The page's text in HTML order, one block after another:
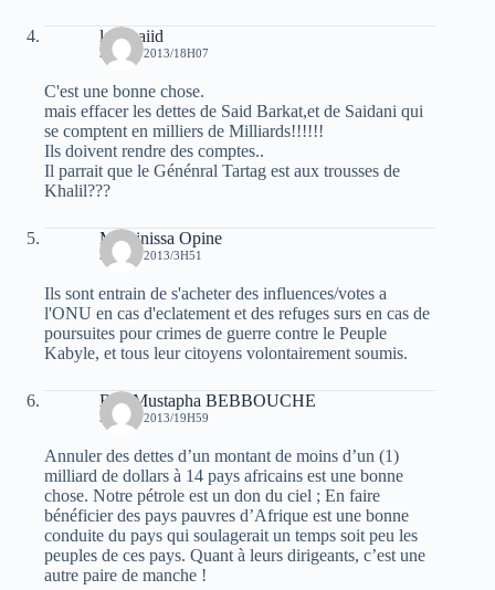
laid baiid
30 MAI 2013/18H07
C'est une bonne chose.
mais effacer les dettes de Said Barkat,et de Saidani qui
se comptent en milliers de Milliards!!!!!!
Ils doivent rendre des comptes..
Il parrait que le Génénral Tartag est aux trousses de
Khalil???
Massinissa Opine
31 MAI 2013/3H51
Ils sont entrain de s'acheter des influences/votes a
l'ONU en cas d'eclatement et des refuges surs en cas de
poursuites pour crimes de guerre contre le Peuple
Kabyle, et tous leur citoyens volontairement soumis.
Bey Mustapha BEBBOUCHE
31 MAI 2013/19H59
Annuler des dettes d’un montant de moins d’un (1)
milliard de dollars à 14 pays africains est une bonne
chose. Notre pétrole est un don du ciel ; En faire
bénéficier des pays pauvres d’Afrique est une bonne
conduite du pays qui soulagerait un temps soit peu les
peuples de ces pays. Quant à leurs dirigeants, c’est une
autre paire de manche !